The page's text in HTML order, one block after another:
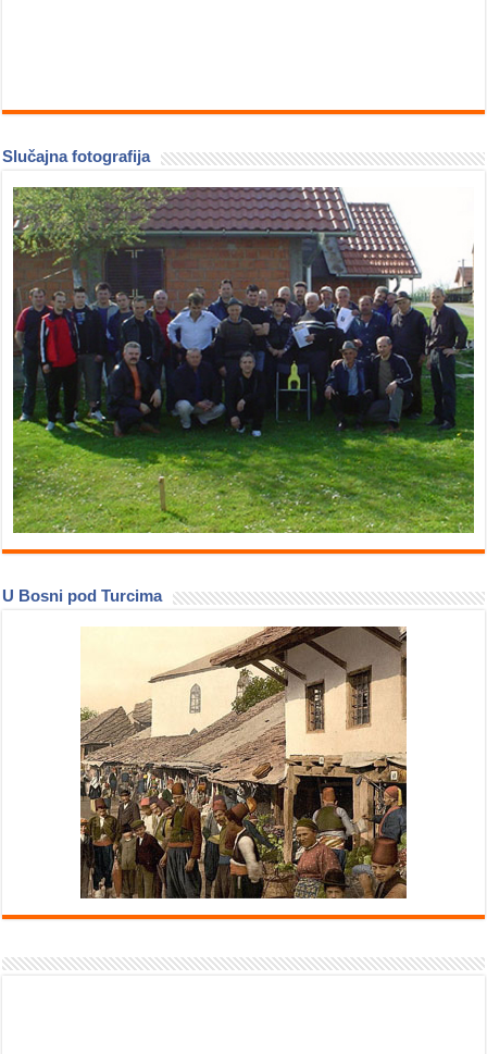
Slučajna fotografija
U Bosni pod Turcima